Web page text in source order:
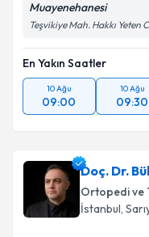
Muayenehanesi
Teşvikiye Mah. Hakkı Yeten
En Yakın Saatler
10 Ağu
09:00
10 Ağu
09:30
Doç. Dr.
Ortopedi ve
İstanbul,